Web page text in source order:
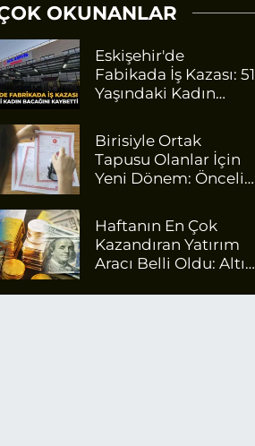
OKUNANLAR
Eskişehir'de
Fabikada İş Kazası: 51
Yaşındaki Kadın
Birisiyle Ortak
Tapusu Olanlar İçin
Yeni Dönem: Öncelik
Olacak
Haftanın En Çok
Kazandıran Yatırım
Aracı Belli Oldu: Altın